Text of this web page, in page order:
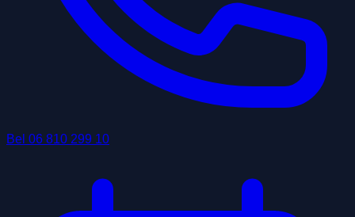
Bel 06 810 299 10